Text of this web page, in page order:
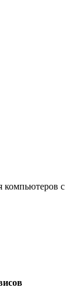
компьютеров с